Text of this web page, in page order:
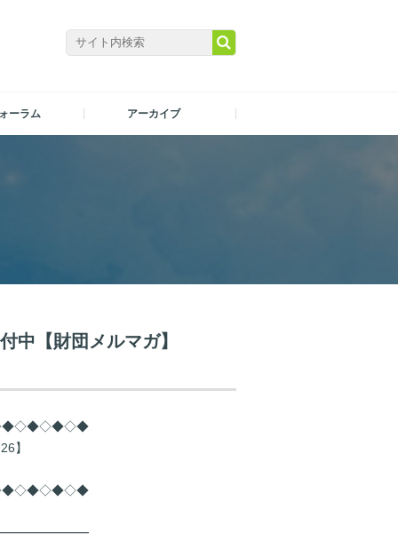
ーラム アーカイブ
中【財団メルマガ】
】